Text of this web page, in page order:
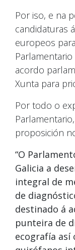
Por iso, e na
candidaturas
europeos
acordo
Xunta para
Por todo o
proposición
“O
Galicia a
integral de
de
destinado á
punteira de
ecografía así